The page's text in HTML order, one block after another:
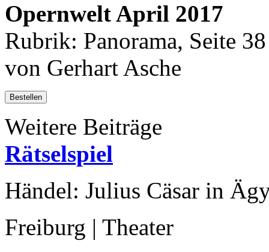
Opernwelt April 2017
Rubrik: Panorama, Seite 38
von Gerhart Asche
Bestellen
Weitere Beiträge
Rätselspiel
Händel: Julius Cäsar in
Freiburg | Theater